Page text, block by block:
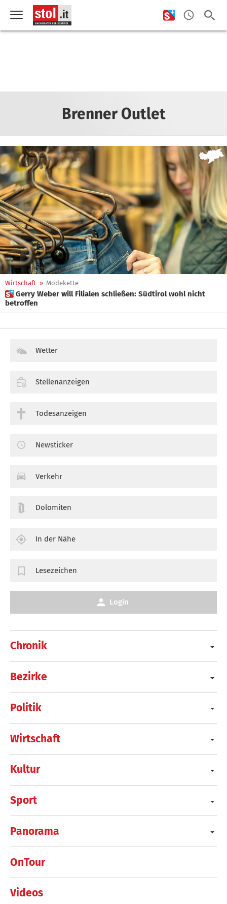
Brenner Outlet
Wirtschaft » Modekette
 Gerry Weber will Filialen schließen: Südtirol wohl nicht
betroffen
Chronik
Bezirke
Politik
Wirtschaft
Kultur
Sport
Panorama
OnTour
Videos
Wetter
Stellenanzeigen
Todesanzeigen
Newsticker
Verkehr
Dolomiten
In der Nähe
Lesezeichen
Login